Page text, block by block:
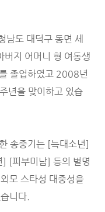
도 대덕구 동면 세
버지 어머니 형 여동생
졸업하였고 2008년
년을 맞이하고 있습
송중기는 [늑대소년]
[피부미남] 등의 별명
모 스타성 대중성을
니다.